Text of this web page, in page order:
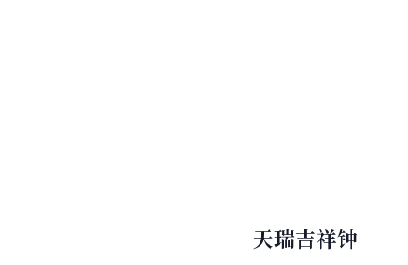
天瑞吉祥钟